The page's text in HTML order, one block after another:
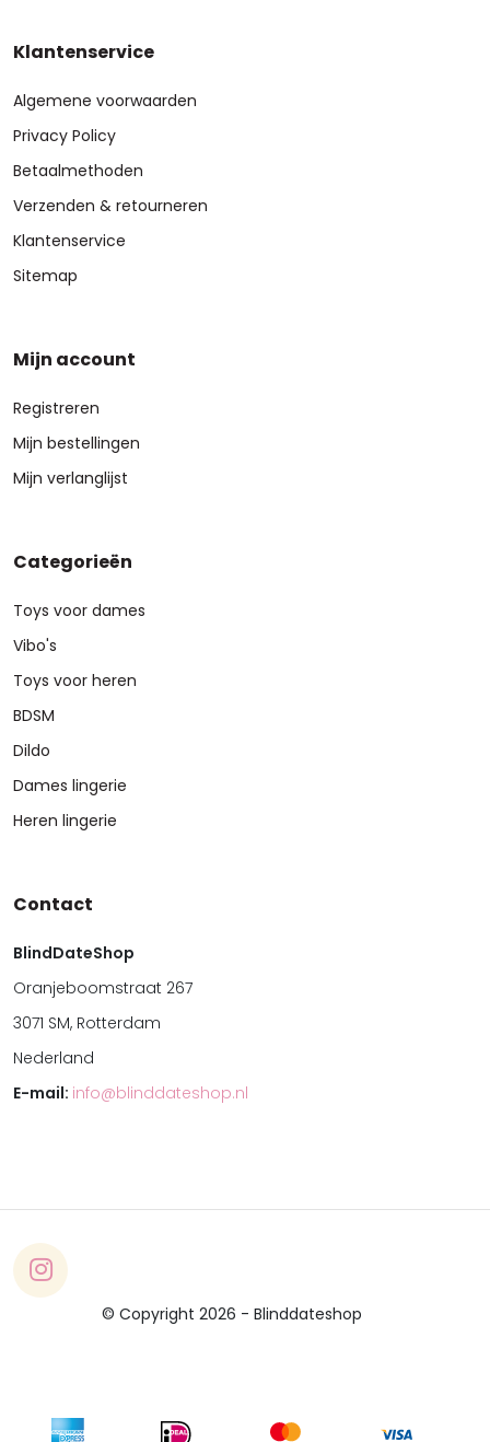
Klantenservice
Algemene voorwaarden
Privacy Policy
Betaalmethoden
Verzenden & retourneren
Klantenservice
Sitemap
Mijn account
Registreren
Mijn bestellingen
Mijn verlanglijst
Categorieën
Toys voor dames
Vibo's
Toys voor heren
BDSM
Dildo
Dames lingerie
Heren lingerie
Contact
BlindDateShop
Oranjeboomstraat 267
3071 SM, Rotterdam
Nederland
E-mail: info@blinddateshop.nl
© Copyright 2026 - Blinddateshop